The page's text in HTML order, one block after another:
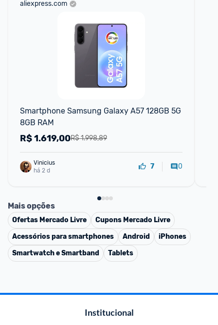
aliexpress.com
Smartphone Samsung Galaxy A57 128GB 5G
8GB RAM
R$ 1.998,89
R$1.619,00
Vinicius
há 2 d
7 0
Mais opções
Ofertas Mercado Livre Cupons Mercado Livre
Acessórios para smartphones
Android
iPhones
Smartwatch e Smartband
Tablets
Institucional